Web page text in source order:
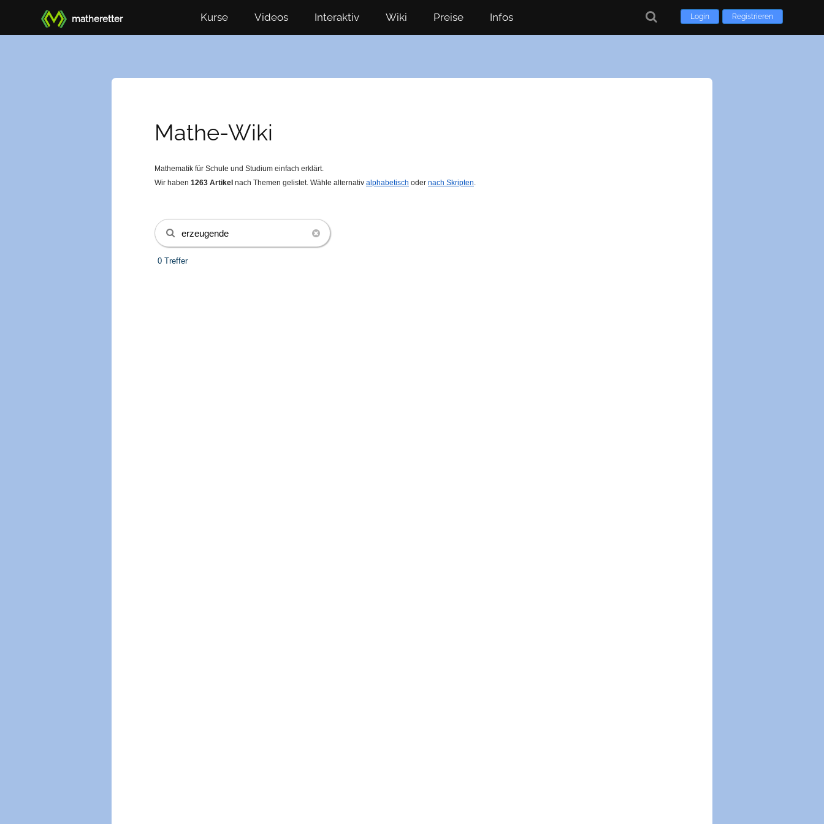
matheretter Login Registrieren
Kurse Videos Interaktiv Wiki Preise Infos
Mathe-Wiki
Mathematik für Schule und Studium einfach erklärt.
Wir haben 1263 Artikel nach Themen gelistet. Wähle alternativ alphabetisch oder nach Skripten.
0 Treffer